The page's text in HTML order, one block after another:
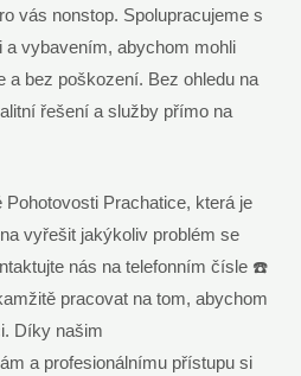
vás nonstop. Spolupracujeme s
a vybavením, abychom mohli
a bez poškození. Bez ohledu na
řešení a služby přímo na
Prachatice, která je
vyřešit jakýkoliv problém se
nás na telefonním čísle ☎️
pracovat na tom, abychom
Díky našim
a profesionálnímu přístupu si